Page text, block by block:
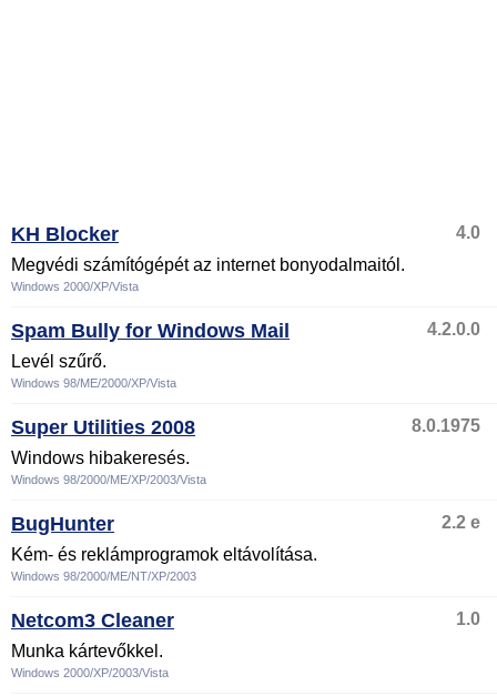
KH Blocker
4.0
Megvédi számítógépét az internet bonyodalmaitól.
Windows 2000/XP/Vista
Spam Bully for Windows Mail
4.2.0.0
Levél szűrő.
Windows 98/ME/2000/XP/Vista
Super Utilities 2008
8.0.1975
Windows hibakeresés.
Windows 98/2000/ME/XP/2003/Vista
BugHunter
2.2 e
Kém- és reklámprogramok eltávolítása.
Windows 98/2000/ME/NT/XP/2003
Netcom3 Cleaner
1.0
Munka kártevőkkel.
Windows 2000/XP/2003/Vista